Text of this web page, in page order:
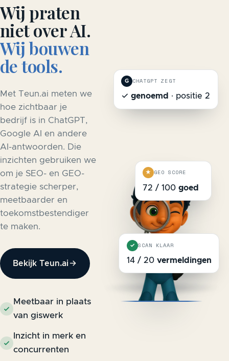
Wij praten
niet over AI.
Wij bouwen
de tools.
Met Teun.ai meten we
hoe zichtbaar je
bedrijf is in ChatGPT,
Google AI en andere
AI-antwoorden. Die
inzichten gebruiken we
om je SEO- en GEO-
strategie scherper,
meetbaarder en
toekomstbestendiger
te maken.
Bekijk Teun.ai
Meetbaar in plaats
van giswerk
Inzicht in merk en
concurrenten
G CHATGPT ZEGT
✓genoemd · positie 2
★ GEO SCORE
72 / 100goed
✓ SCAN KLAAR
14 / 20 vermeldingen